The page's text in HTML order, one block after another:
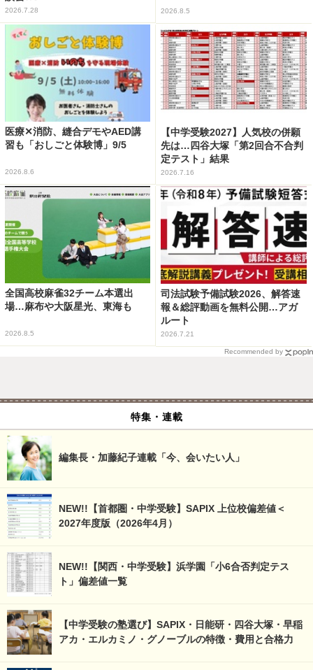
2026.7.28 2026.8.5
医療✕消防、縫合デモやAED講
習も「おしごと体験博」9/5
2026.8.6
【中学受験2027】人気校の併願
先は…四谷大塚「第2回合不合判
定テスト」結果
2026.7.16
全国高校麻雀32チーム本選出
場…麻布や大阪星光、東海も
2026.8.5
司法試験予備試験2026、解答速
報＆総評動画を無料公開…アガ
ルート
2026.7.21
Recommended by
特集・連載
編集長・加藤紀子連載「今、会いたい人」
NEW!!【首都圏・中学受験】SAPIX 上位校偏差値＜
2027年度版（2026年4月）
NEW!!【関西・中学受験】浜学園「小6合否判定テス
ト」偏差値一覧
【中学受験の塾選び】SAPIX・日能研・四谷大塚・早稲
アカ・エルカミノ・グノーブルの特徴・費用と合格力